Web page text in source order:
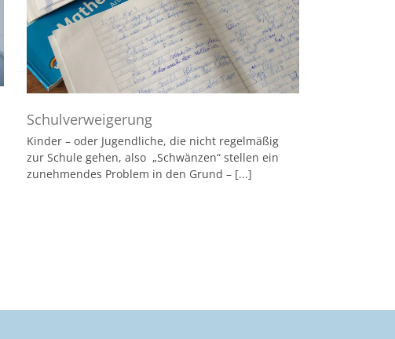
Schulverweigerung
Kinder – oder Jugendliche, die nicht regelmäßig
zur Schule gehen, also „Schwänzen“ stellen ein
zunehmendes Problem in den Grund – [...]